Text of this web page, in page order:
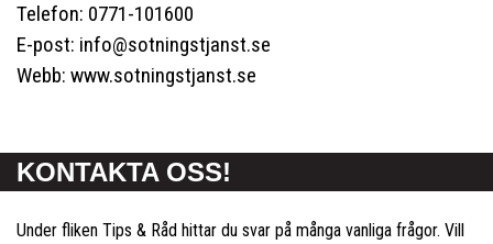
Telefon: 0771-101600
E-post: info@sotningstjanst.se
Webb: www.sotningstjanst.se
KONTAKTA OSS!
Under fliken Tips & Råd hittar du svar på många vanliga frågor. Vill